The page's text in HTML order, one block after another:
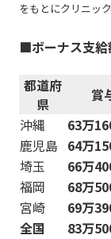
をもとにクリニッ
■ボーナス支給
都道府
県
賞
沖縄
63万
鹿児島 64万
埼玉
66万
福岡
68万
宮崎
69万
全国
83万